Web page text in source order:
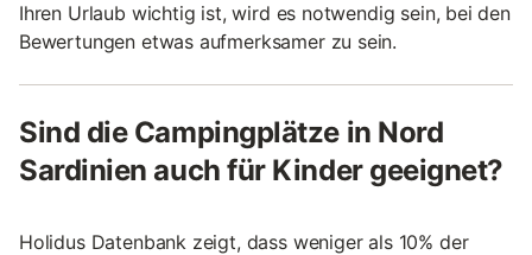
Ihren Urlaub wichtig ist, wird es notwendig sein, bei den
Bewertungen etwas aufmerksamer zu sein.
Sind die Campingplätze in Nord
Sardinien auch für Kinder geeignet?
Holidus Datenbank zeigt, dass weniger als 10% der